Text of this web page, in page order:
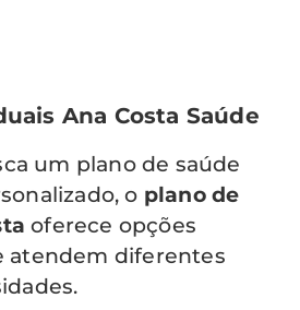
Ana Costa Saúde
um plano de saúde
o plano de
oferece opções
atendem diferentes